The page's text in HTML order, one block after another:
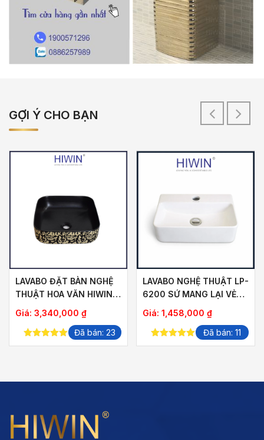
GỢI Ý CHO BẠN
LAVABO ĐẶT BÀN NGHỆ
THUẬT HOA VĂN HIWIN
LP-A423
Giá: 3,340,000 ₫
5.00out of
Đã bán: 23
LAVABO NGHỆ THUẬT LP-
6200 SỨ MANG LẠI VẺ
ĐẸP THUẦN KHIẾT
Giá: 1,458,000 ₫
5.00out of
Đã bán: 11